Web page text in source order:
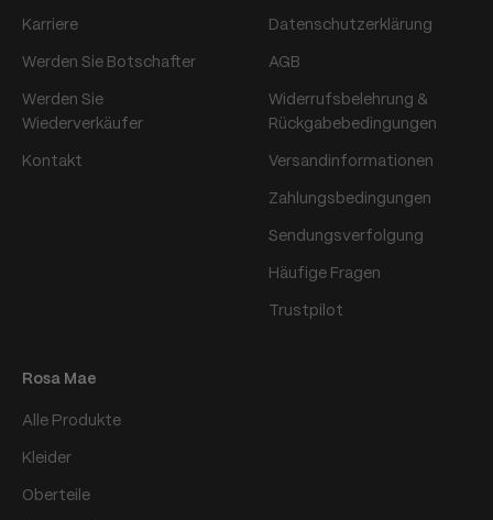
Karriere
Werden Sie Botschafter
Werden Sie
Wiederverkäufer
Kontakt
Datenschutzerklärung
AGB
Widerrufsbelehrung &
Rückgabebedingungen
Versandinformationen
Zahlungsbedingungen
Sendungsverfolgung
Häufige Fragen
Trustpilot
Rosa Mae
Alle Produkte
Kleider
Oberteile